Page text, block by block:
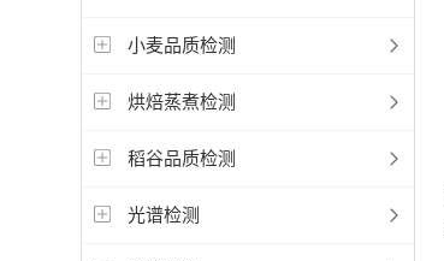
小麦品质检测
烘焙蒸煮检测
稻谷品质检测
光谱检测